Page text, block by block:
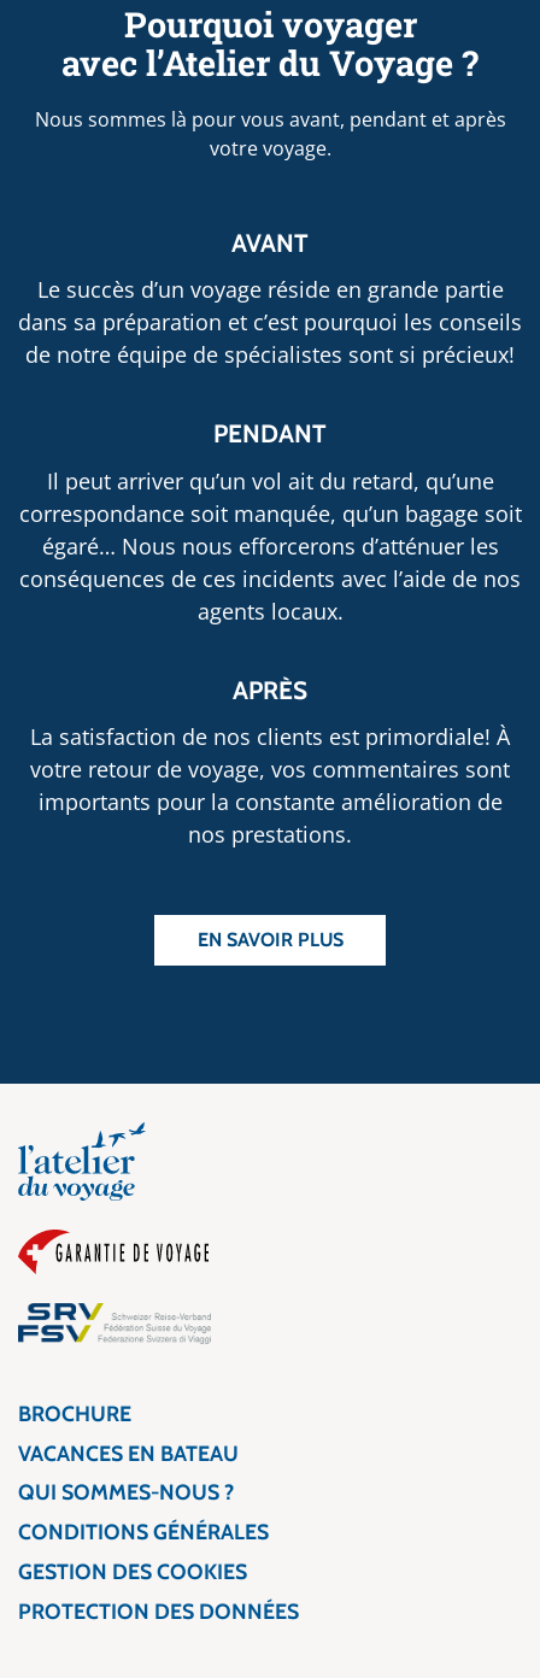
Pourquoi voyager
avec l’Atelier du Voyage ?
Nous sommes là pour vous avant, pendant et après
votre voyage.
AVANT
Le succès d’un voyage réside en grande partie
dans sa préparation et c’est pourquoi les conseils
de notre équipe de spécialistes sont si précieux!
PENDANT
Il peut arriver qu’un vol ait du retard, qu’une
correspondance soit manquée, qu’un bagage soit
égaré… Nous nous efforcerons d’atténuer les
conséquences de ces incidents avec l’aide de nos
agents locaux.
APRÈS
La satisfaction de nos clients est primordiale! À
votre retour de voyage, vos commentaires sont
importants pour la constante amélioration de
nos prestations.
EN SAVOIR PLUS
BROCHURE
VACANCES EN BATEAU
QUI SOMMES-NOUS ?
CONDITIONS GÉNÉRALES
GESTION DES COOKIES
PROTECTION DES DONNÉES